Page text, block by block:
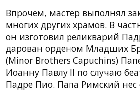
Впрочем, мастер выполнял
многих других храмов. В
он изготовил реликварий
дарован орденом Младших
(Minor Brothers Capuchins)
Иоанну Павлу II по случаю
Падре Пио. Папа Римский нес